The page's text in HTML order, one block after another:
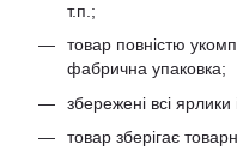
т.п.;
товар повністю
фабрична упаковка;
збережені всі
товар зберігає